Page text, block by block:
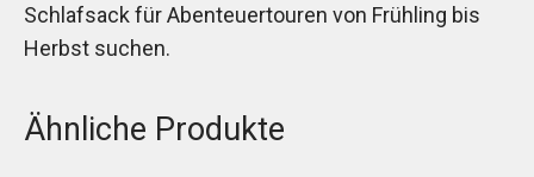
Schlafsack für Abenteuertouren von Frühling bis
Herbst suchen.
Ähnliche Produkte